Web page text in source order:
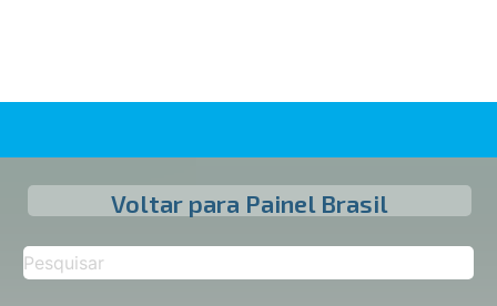
Voltar para Painel Brasil